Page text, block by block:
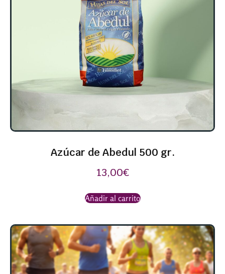
Azúcar de Abedul 500 gr.
13,00€
Añadir al carrito